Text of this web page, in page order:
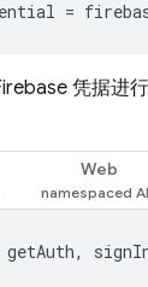
=
凭据进
Web
getAuth,